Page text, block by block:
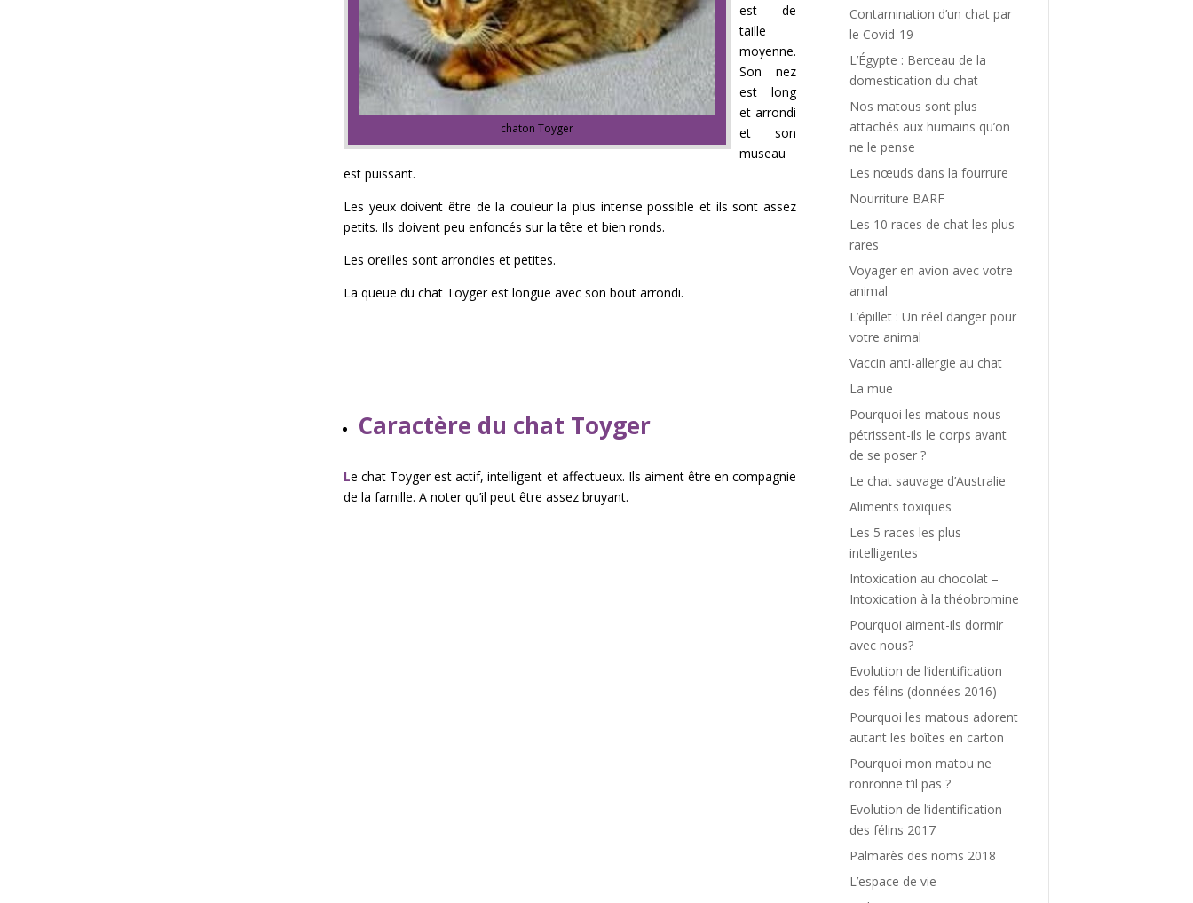
chaton Toyger
est de
taille
moyenne.
Son nez
est long
et arrondi
et son
museau
est puissant.
Les yeux doivent être de la couleur la plus intense possible et ils sont assez
petits. Ils doivent peu enfoncés sur la tête et bien ronds.
Les oreilles sont arrondies et petites.
La queue du chat Toyger est longue avec son bout arrondi.
Caractère du chat Toyger
Le chat Toyger est actif, intelligent et affectueux. Ils aiment être en compagnie
de la famille. A noter qu’il peut être assez bruyant.
Contamination d’un chat par
le Covid-19
L’Égypte : Berceau de la
domestication du chat
Nos matous sont plus
attachés aux humains qu’on
ne le pense
Les nœuds dans la fourrure
Nourriture BARF
Les 10 races de chat les plus
rares
Voyager en avion avec votre
animal
L’épillet : Un réel danger pour
votre animal
Vaccin anti-allergie au chat
La mue
Pourquoi les matous nous
pétrissent-ils le corps avant
de se poser ?
Le chat sauvage d’Australie
Aliments toxiques
Les 5 races les plus
intelligentes
Intoxication au chocolat –
Intoxication à la théobromine
Pourquoi aiment-ils dormir
avec nous?
Evolution de l’identification
des félins (données 2016)
Pourquoi les matous adorent
autant les boîtes en carton
Pourquoi mon matou ne
ronronne t’il pas ?
Evolution de l’identification
des félins 2017
Palmarès des noms 2018
L’espace de vie